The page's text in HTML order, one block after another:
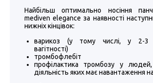
Найбільш оптимально носіння
mediven elegance за наявності
нижніх кінцівок:
варикоз (у тому числі, у 2-3
вагітності)
тромбофлебіт
профілактика тромбозу у людей,
діяльність яких має навантаження